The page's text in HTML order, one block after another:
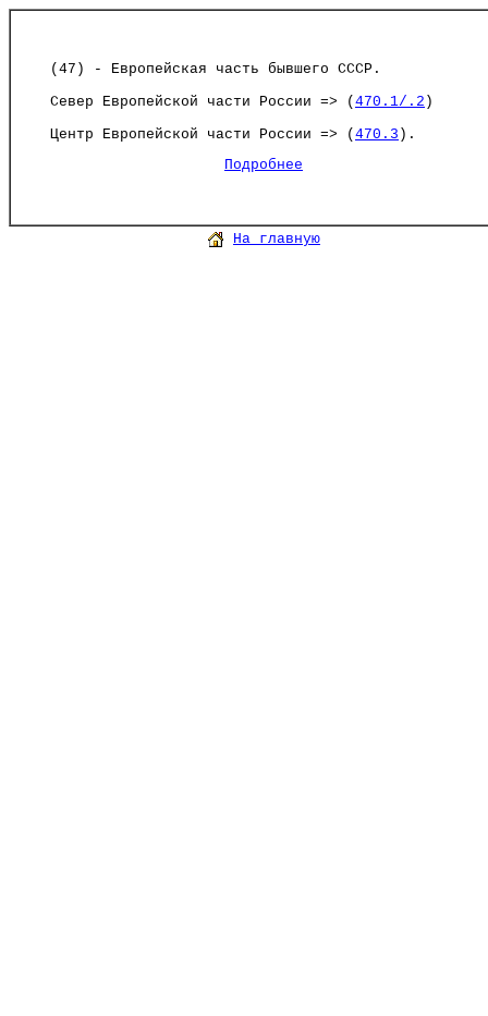
(47) - Европейская часть бывшего СССР.
Север Европейской части России => ( 470.1/.2 )
Центр Европейской части России => ( 470.3 ).
Подробнее
На главную